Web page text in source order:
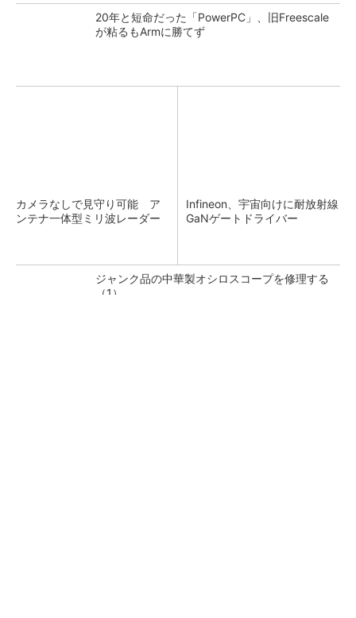
20年と短命だった「PowerPC」、旧Freescale
が粘るもArmに勝てず
カメラなしで見守り可能 ア
ンテナ一体型ミリ波レーダー
Infineon、宇宙向けに耐放射線
GaNゲートドライバー
ジャンク品の中華製オシロスコープを修理する
（1）